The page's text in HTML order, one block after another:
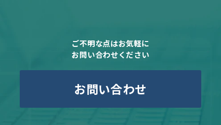
ご不明な点はお気軽に
お問い合わせください
お問い合わせ